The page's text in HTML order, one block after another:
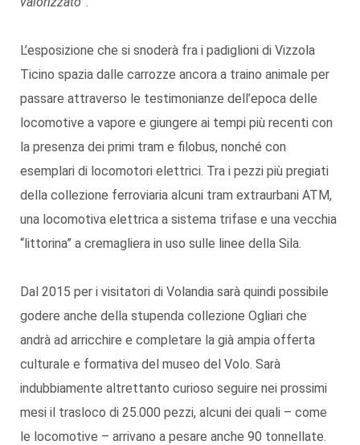
L’esposizione che si snoderà fra i padiglioni di Vizzola
Ticino spazia dalle carrozze ancora a traino animale per
passare attraverso le testimonianze dell’epoca delle
locomotive a vapore e giungere ai tempi più recenti con
la presenza dei primi tram e filobus, nonché con
esemplari di locomotori elettrici. Tra i pezzi più pregiati
della collezione ferroviaria alcuni tram extraurbani ATM,
una locomotiva elettrica a sistema trifase e una vecchia
“littorina” a cremagliera in uso sulle linee della Sila.
Dal 2015 per i visitatori di Volandia sarà quindi possibile
godere anche della stupenda collezione Ogliari che
andrà ad arricchire e completare la già ampia offerta
culturale e formativa del museo del Volo. Sarà
indubbiamente altrettanto curioso seguire nei prossimi
mesi il trasloco di 25.000 pezzi, alcuni dei quali – come
le locomotive – arrivano a pesare anche 90 tonnellate.